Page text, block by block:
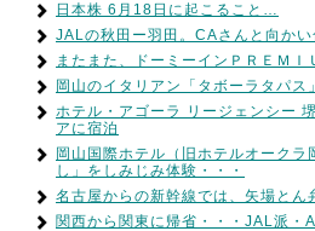
日本株 6月18日に起こること…
JALの秋田ー羽田。CAさんと向かい
またまた、ドーミーインＰＲＥＭＩ
岡山のイタリアン「タボーラタパス
ホテル・アゴーラ リージェンシー
アに宿泊
岡山国際ホテル（旧ホテルオークラ
し」をしみじみ体験・・・
名古屋からの新幹線では、矢場とん
関西から関東に帰省・・・JAL派・